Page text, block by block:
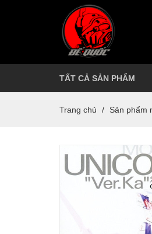
TẤT CẢ SẢN PHẨM
Trang chủ / Sản phẩm